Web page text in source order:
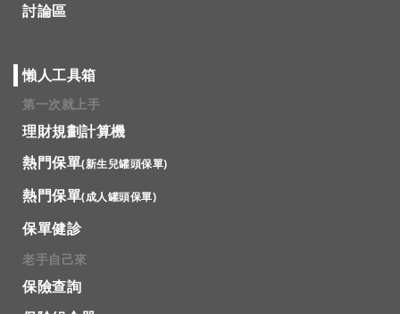
討論區
懶人工具箱
第一次就上手
理財規劃計算機
熱門保單(新生兒罐頭保單)
熱門保單(成人罐頭保單)
保單健診
老手自己來
保險查詢